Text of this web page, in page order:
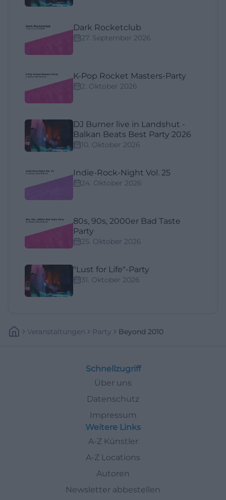
Dark Rocketclub
27. September 2026
K-Pop Rocket Masters-Party
2. Oktober 2026
DJ Burner live in Landshut -
Balkan Beats Best Party 2026
10. Oktober 2026
Indie-Rock-Night Vol. 25
24. Oktober 2026
80s, 90s, 2000er Bad Taste
Party
25. Oktober 2026
"Lust for Life"-Party
31. Oktober 2026
Veranstaltungen Party Beyond 2010
Schnellzugriff
Über uns
Datenschutz
Impressum
Weitere Links
A-Z Künstler
A-Z Locations
Autoren
Newsletter abbestellen